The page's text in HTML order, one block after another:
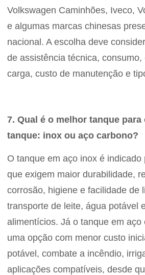
Volkswagen Caminhões, Iveco,
e algumas marcas chinesas
nacional. A escolha deve
de assistência técnica,
carga, custo de manutenção e
7. Qual é o melhor tanque para
tanque: inox ou aço carbono?
O tanque em aço inox é indicado
que exigem maior durabilidade,
corrosão, higiene e facilidade de
transporte de leite, água potável
alimentícios. Já o tanque em aço
uma opção com menor custo
potável, combate a incêndio,
aplicações compatíveis, desde